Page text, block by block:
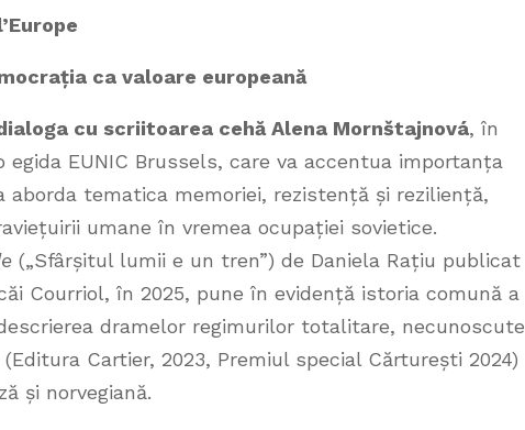
’Europe
ca valoare europeană
cu scriitoarea cehă Alena Mornštajnová, în
EUNIC Brussels, care va accentua importanța
aborda tematica memoriei, rezistență și reziliență,
umane în vremea ocupației sovietice.
(„Sfârșitul lumii e un tren”) de Daniela Rațiu publicat
Courriol, în 2025, pune în evidență istoria comună a
dramelor regimurilor totalitare, necunoscute
(Editura Cartier, 2023, Premiul special Cărturești 2024)
și norvegiană.